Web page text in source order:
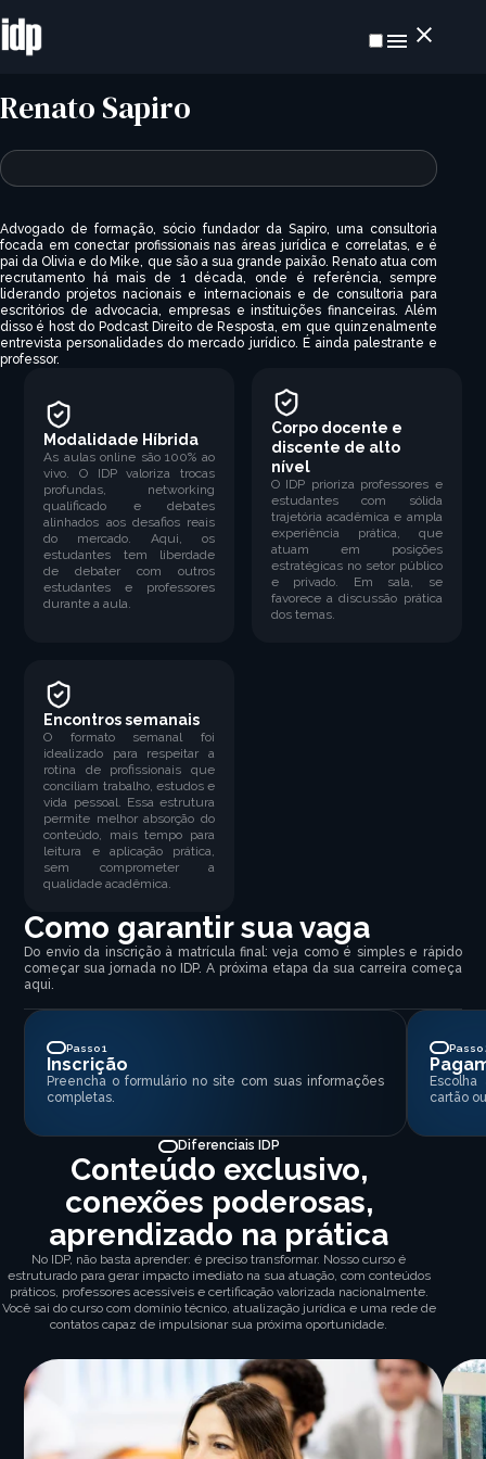
Renato Sapiro
Advogado de formação, sócio fundador da Sapiro, uma consultoria
focada em conectar profissionais nas áreas jurídica e correlatas, e é
pai da Olivia e do Mike, que são a sua grande paixão. Renato atua com
recrutamento há mais de 1 década, onde é referência, sempre
liderando projetos nacionais e internacionais e de consultoria para
escritórios de advocacia, empresas e instituições financeiras. Além
disso é host do Podcast Direito de Resposta, em que quinzenalmente
entrevista personalidades do mercado jurídico. É ainda palestrante e
professor.
Modalidade Híbrida
As aulas online são 100% ao
vivo. O IDP valoriza trocas
profundas, networking
qualificado e debates
alinhados aos desafios reais
do mercado. Aqui, os
estudantes tem liberdade
de debater com outros
estudantes e professores
durante a aula.
Corpo docente e
discente de alto
nível
O IDP prioriza professores e
estudantes com sólida
trajetória acadêmica e ampla
experiência prática, que
atuam em posições
estratégicas no setor público
e privado. Em sala, se
favorece a discussão prática
dos temas.
Encontros semanais
O formato semanal foi
idealizado para respeitar a
rotina de profissionais que
conciliam trabalho, estudos e
vida pessoal. Essa estrutura
permite melhor absorção do
conteúdo, mais tempo para
leitura e aplicação prática,
sem comprometer a
qualidade acadêmica.
Como garantir sua vaga
Do envio da inscrição à matrícula final: veja como é simples e rápido
começar sua jornada no IDP. A próxima etapa da sua carreira começa
aqui.
Passo 1
Inscrição
Preencha o formulário no site com suas informações
completas.
Passo
cartão
Diferenciais IDP
Conteúdo exclusivo,
conexões poderosas,
aprendizado na prática
No IDP, não basta aprender: é preciso transformar. Nosso curso é
estruturado para gerar impacto imediato na sua atuação, com conteúdos
práticos, professores acessíveis e certificação valorizada nacionalmente.
Você sai do curso com domínio técnico, atualização jurídica e uma rede de
contatos capaz de impulsionar sua próxima oportunidade.